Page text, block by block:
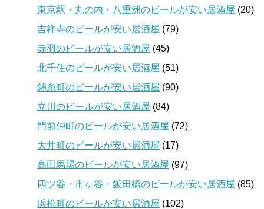
東京駅・丸の内・八重洲のビールが安い居酒屋 (20)
吉祥寺のビールが安い居酒屋 (79)
赤羽のビールが安い居酒屋 (45)
北千住のビールが安い居酒屋 (51)
錦糸町のビールが安い居酒屋 (90)
立川のビールが安い居酒屋 (84)
門前仲町のビールが安い居酒屋 (72)
大井町のビールが安い居酒屋 (17)
高田馬場のビールが安い居酒屋 (97)
四ツ谷・市ヶ谷・飯田橋のビールが安い居酒屋 (85)
浜松町のビールが安い居酒屋 (102)